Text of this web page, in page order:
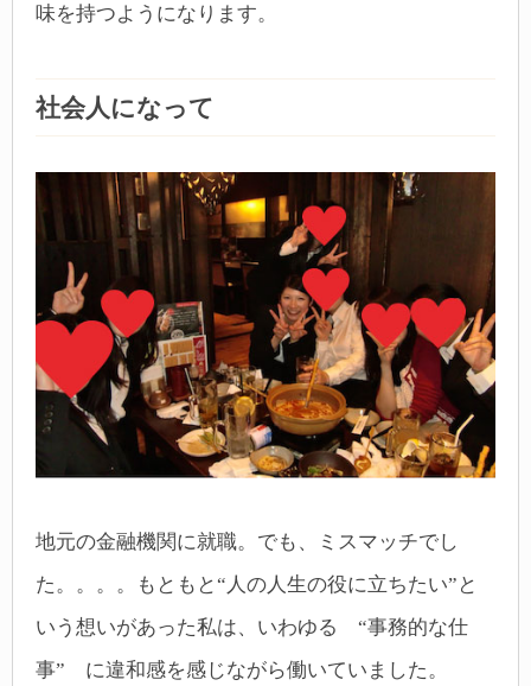
味を持つようになります。
社会人になって
地元の金融機関に就職。でも、ミスマッチでし
た。。。。もともと“人の人生の役に立ちたい”と
いう想いがあった私は、いわゆる “事務的な仕
事” に違和感を感じながら働いていました。